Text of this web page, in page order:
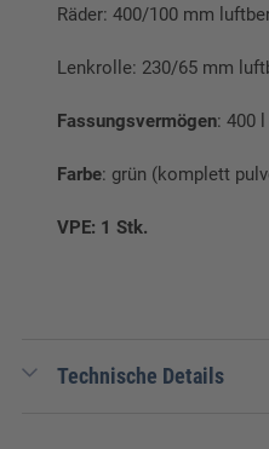
Räder: 400/100 mm
Lenkrolle: 230/65 mm
Fassungsvermögen: 400 l
Farbe: grün (komplett
VPE: 1 Stk.
Technische Details